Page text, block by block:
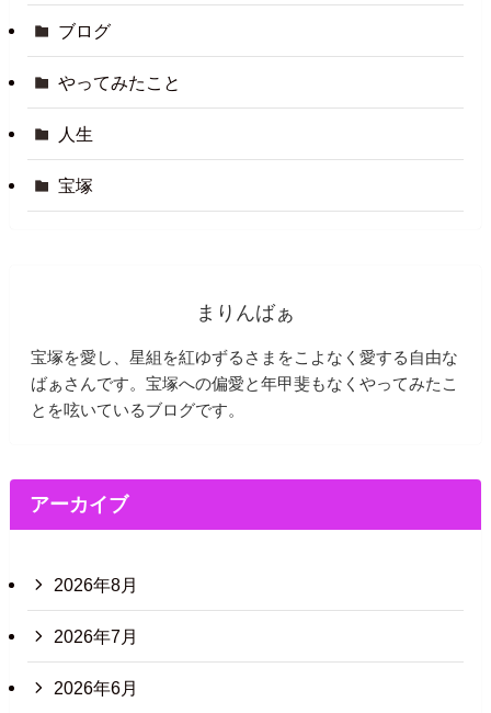
ブログ
やってみたこと
人生
宝塚
まりんばぁ
宝塚を愛し、星組を紅ゆずるさまをこよなく愛する自由な
ばぁさんです。宝塚への偏愛と年甲斐もなくやってみたこ
とを呟いているブログです。
アーカイブ
2026年8月
2026年7月
2026年6月